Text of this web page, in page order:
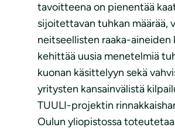
tavoitteena on pienentää
sijoitettavan tuhkan määrää,
neitseellisten raaka-aineiden
kehittää uusia menetelmiä
kuonan käsittelyyn sekä
yritysten kansainvälistä
TUULI-projektin
Oulun yliopistossa